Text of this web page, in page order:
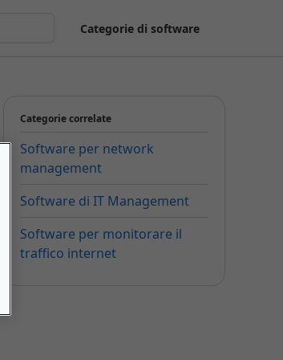
Categorie di software
Categorie correlate
Software per network
management
Software di IT Management
Software per monitorare il
traffico internet